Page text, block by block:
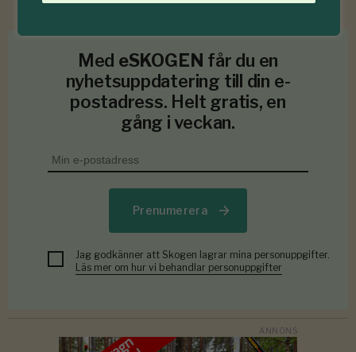
Med eSKOGEN får du en
nyhetsuppdatering till din e-
postadress. Helt gratis, en
gång i veckan.
Prenumerera
Jag godkänner att Skogen lagrar mina personuppgifter.
Läs mer om hur vi behandlar personuppgifter